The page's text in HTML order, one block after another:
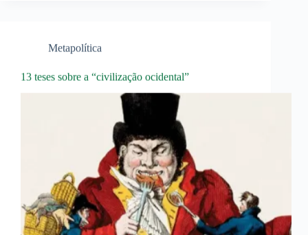
Metapolítica
13 teses sobre a “civilização ocidental”